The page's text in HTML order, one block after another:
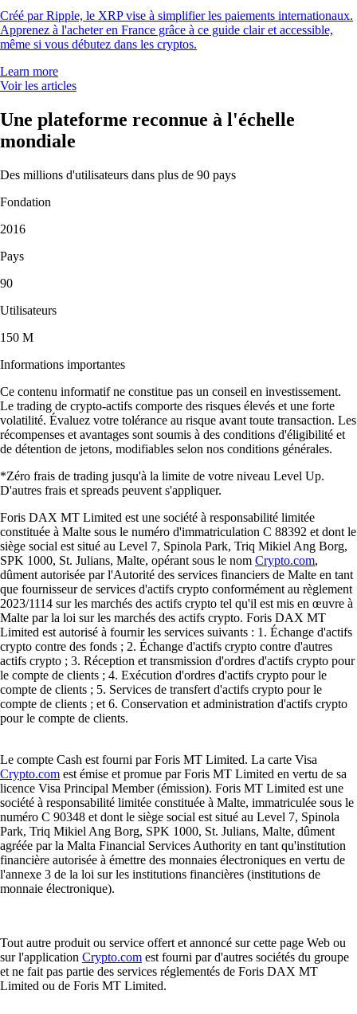
Créé par Ripple, le XRP vise à simplifier les paiements internationaux.
Apprenez à l'acheter en France grâce à ce guide clair et accessible,
même si vous débutez dans les cryptos.
Learn more
Voir les articles
Une plateforme reconnue à l'échelle
mondiale
Des millions d'utilisateurs dans plus de 90 pays
Fondation
2016
Pays
90
Utilisateurs
150 M
Informations importantes
Ce contenu informatif ne constitue pas un conseil en investissement.
Le trading de crypto-actifs comporte des risques élevés et une forte
volatilité. Évaluez votre tolérance au risque avant toute transaction. Les
récompenses et avantages sont soumis à des conditions d'éligibilité et
de détention de jetons, modifiables selon nos conditions générales.
*Zéro frais de trading jusqu'à la limite de votre niveau Level Up.
D'autres frais et spreads peuvent s'appliquer.
Foris DAX MT Limited est une société à responsabilité limitée
constituée à Malte sous le numéro d'immatriculation C 88392 et dont le
siège social est situé au Level 7, Spinola Park, Triq Mikiel Ang Borg,
SPK 1000, St. Julians, Malte, opérant sous le nom Crypto.com,
dûment autorisée par l'Autorité des services financiers de Malte en tant
que fournisseur de services d'actifs crypto conformément au règlement
2023/1114 sur les marchés des actifs crypto tel qu'il est mis en œuvre à
Malte par la loi sur les marchés des actifs crypto. Foris DAX MT
Limited est autorisé à fournir les services suivants : 1. Échange d'actifs
crypto contre des fonds ; 2. Échange d'actifs crypto contre d'autres
actifs crypto ; 3. Réception et transmission d'ordres d'actifs crypto pour
le compte de clients ; 4. Exécution d'ordres d'actifs crypto pour le
compte de clients ; 5. Services de transfert d'actifs crypto pour le
compte de clients ; et 6. Conservation et administration d'actifs crypto
pour le compte de clients.
Le compte Cash est fourni par Foris MT Limited. La carte Visa
Crypto.com est émise et promue par Foris MT Limited en vertu de sa
licence Visa Principal Member (émission). Foris MT Limited est une
société à responsabilité limitée constituée à Malte, immatriculée sous le
numéro C 90348 et dont le siège social est situé au Level 7, Spinola
Park, Triq Mikiel Ang Borg, SPK 1000, St. Julians, Malte, dûment
agréée par la Malta Financial Services Authority en tant qu'institution
financière autorisée à émettre des monnaies électroniques en vertu de
l'annexe 3 de la loi sur les institutions financières (institutions de
monnaie électronique).
Tout autre produit ou service offert et annoncé sur cette page Web ou
sur l'application Crypto.com est fourni par d'autres sociétés du groupe
et ne fait pas partie des services réglementés de Foris DAX MT
Limited ou de Foris MT Limited.